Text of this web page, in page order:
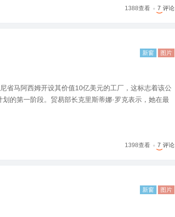
1388查看 7 评论
新窗 图片
省马阿西姆开设其价值10亿美元的工厂，这标志着该公
的第一阶段。贸易部长克里斯蒂娜·罗克表示，她在最
1398查看 7 评论
新窗 图片